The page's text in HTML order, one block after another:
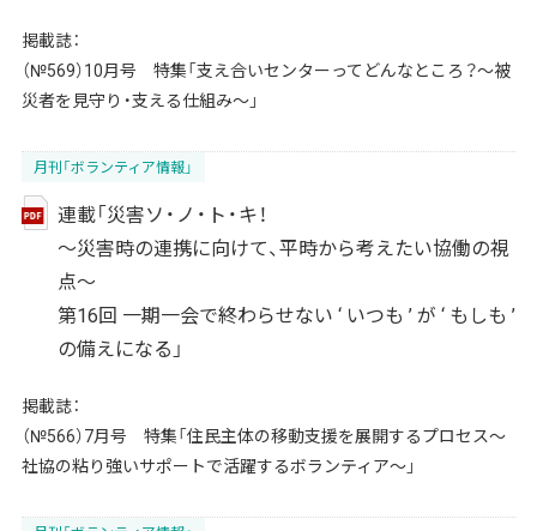
掲載誌：
（№569）10月号 特集「支え合いセンターってどんなところ？～被
災者を見守り・支える仕組み～」
月刊「ボランティア情報」
連載「災害ソ・ノ・ト・キ！
～災害時の連携に向けて、平時から考えたい協働の視
点～
第16回 一期一会で終わらせない ‘ いつも ’ が ‘ もしも ’
の備えになる」
掲載誌：
（№566）7月号 特集「住民主体の移動支援を展開するプロセス～
社協の粘り強いサポートで活躍するボランティア～」